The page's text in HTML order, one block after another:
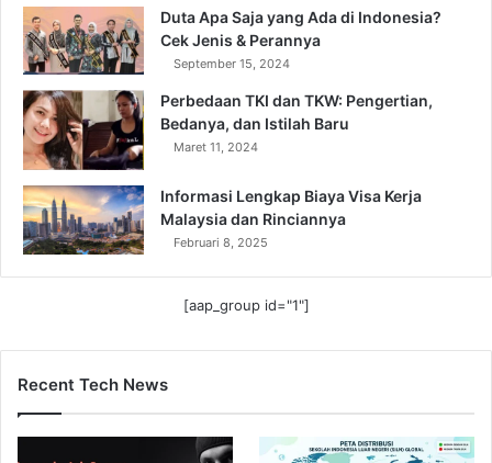
Duta Apa Saja yang Ada di Indonesia?
Cek Jenis & Perannya
September 15, 2024
Perbedaan TKI dan TKW: Pengertian,
Bedanya, dan Istilah Baru
Maret 11, 2024
Informasi Lengkap Biaya Visa Kerja
Malaysia dan Rinciannya
Februari 8, 2025
[aap_group id="1"]
Recent Tech News